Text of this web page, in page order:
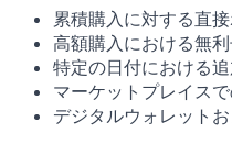
累積購入に対する直
高額購入における無
特定の日付における
マーケットプレイス
デジタルウォレット